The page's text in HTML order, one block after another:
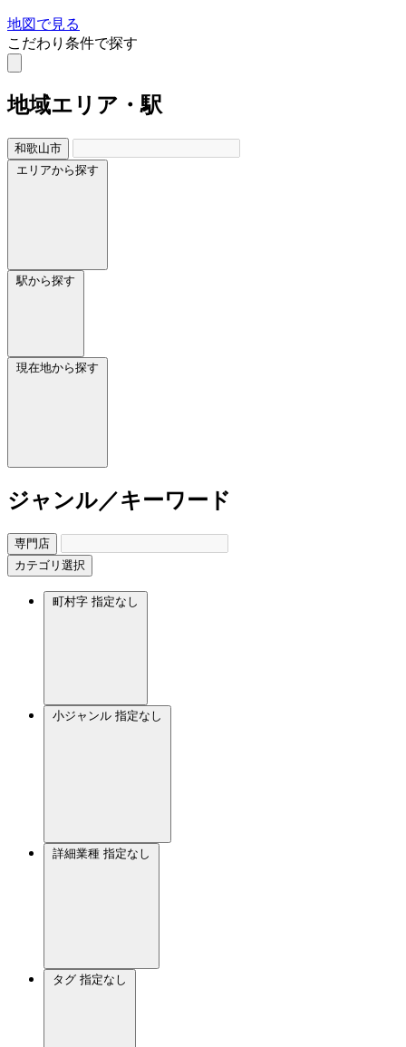
地図で見る
こだわり条件で探す
地域エリア・駅
和歌山市
エリアから探す
駅から探す
現在地から探す
ジャンル／キーワード
専門店
カテゴリ選択
町村字 指定なし
小ジャンル 指定なし
詳細業種 指定なし
タグ 指定なし